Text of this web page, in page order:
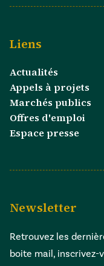
Liens
Actualités
Appels à projets
Marchés publics
Offres d'emploi
Espace presse
Newsletter
Retrouvez les
boite mail, inscrivez-